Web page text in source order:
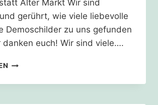
Alter Markt Wir sind
gerührt, wie viele liebevolle
Demoschilder zu uns gefunden
danken euch! Wir sind viele….
UPDATES
5.